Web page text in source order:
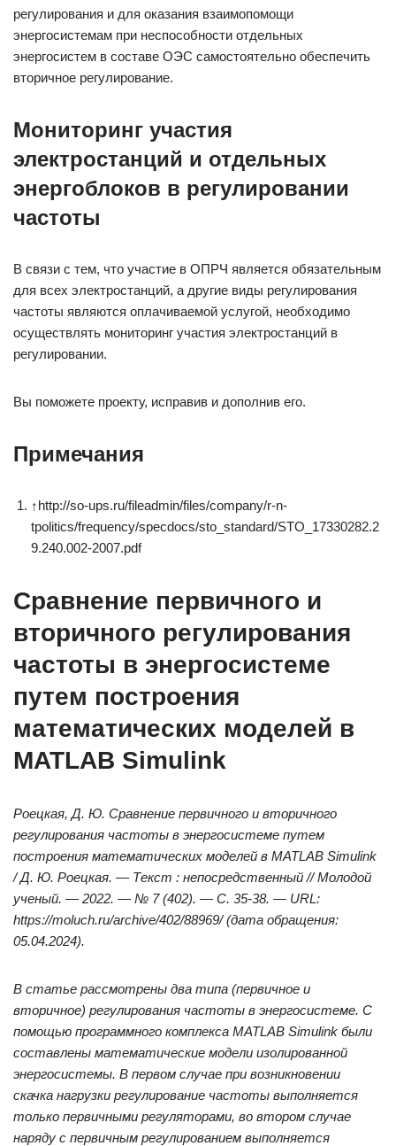
регулирования и для оказания взаимопомощи
энергосистемам при неспособности отдельных
энергосистем в составе ОЭС самостоятельно обеспечить
вторичное регулирование.
Мониторинг участия
электростанций и отдельных
энергоблоков в регулировании
частоты
В связи с тем, что участие в ОПРЧ является обязательным
для всех электростанций, а другие виды регулирования
частоты являются оплачиваемой услугой, необходимо
осуществлять мониторинг участия электростанций в
регулировании.
Вы поможете проекту, исправив и дополнив его.
Примечания
↑http://so-ups.ru/fileadmin/files/company/r-n-
tpolitics/frequency/specdocs/sto_standard/STO_17330282.2
9.240.002-2007.pdf
Сравнение первичного и
вторичного регулирования
частоты в энергосистеме
путем построения
математических моделей в
MATLAB Simulink
Роецкая, Д. Ю. Сравнение первичного и вторичного
регулирования частоты в энергосистеме путем
построения математических моделей в MATLAB Simulink
/ Д. Ю. Роецкая. — Текст : непосредственный // Молодой
ученый. — 2022. — № 7 (402). — С. 35-38. — URL:
https://moluch.ru/archive/402/88969/ (дата обращения:
05.04.2024).
В статье рассмотрены два типа (первичное и
вторичное) регулирования частоты в энергосистеме. С
помощью программного комплекса MATLAB Simulink были
составлены математические модели изолированной
энергосистемы. В первом случае при возникновении
скачка нагрузки регулирование частоты выполняется
только первичными регуляторами, во втором случае
наряду с первичным регулированием выполняется